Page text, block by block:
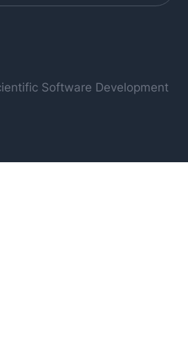
Software Development